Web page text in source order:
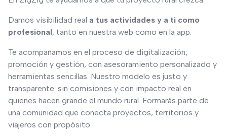
Damos visibilidad real a tus actividades y a ti como
profesional, tanto en nuestra web como en la app.
Te acompañamos en el proceso de digitalización,
promoción y gestión, con asesoramiento personalizado y
herramientas sencillas. Nuestro modelo es justo y
transparente: sin comisiones y con impacto real en
quienes hacen grande el mundo rural. Formarás parte de
una comunidad que conecta proyectos, territorios y
viajeros con propósito.